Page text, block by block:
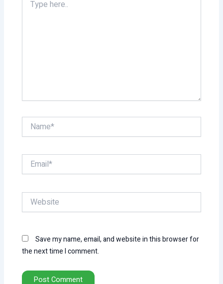
here..
Name*
Email*
Website
Save my name, email, and website in this browser for
the next time I comment.